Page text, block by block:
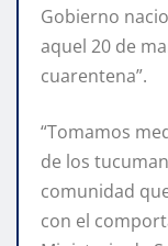
Gobierno
aquel 20 de
cuarentena”.
“Tomamos
de los
comunidad
con el